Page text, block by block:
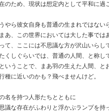
のため、現状は想定内として平和に過
やら彼女自身も普通の生まれではな
まあ、この世界においては大した事では
て、ここには不思議な方が沢山いらして
くしぐらいでは、普通の人間、と称し
ということで、まあ羽の生えた人間、と
種に近いのかも？飛べませんけど。
名を持つ人形たちとともに
議な存在がふわりと浮かぶランプを持